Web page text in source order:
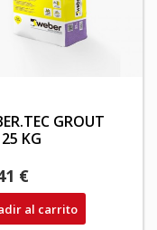
GROUT
KG
€
al carrito